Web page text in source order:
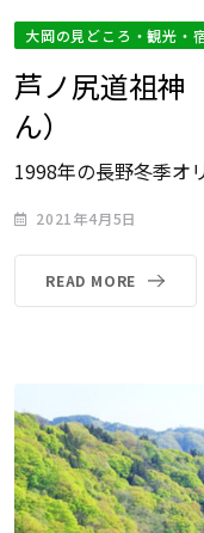
大岡の見どころ・観光・
芦ノ尻道祖神
ん）
1998年の長野冬季オ
2021年4月5日
READ MORE